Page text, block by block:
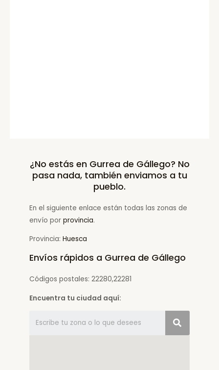
¿No estás en Gurrea de Gállego? No
pasa nada, también enviamos a tu
pueblo.
En el siguiente enlace están todas las zonas de
envío por provincia.
Provincia: Huesca
Envíos rápidos a Gurrea de Gállego
Códigos postales: 22280,22281
Encuentra tu ciudad aquí: